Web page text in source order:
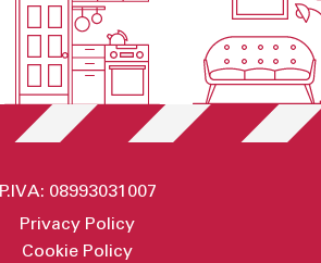
P.IVA: 08993031007
Privacy Policy
Cookie Policy